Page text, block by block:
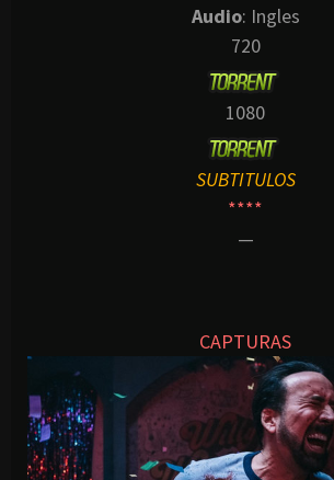
Audio: Ingles
720
1080
SUBTITULOS
****
—
CAPTURAS